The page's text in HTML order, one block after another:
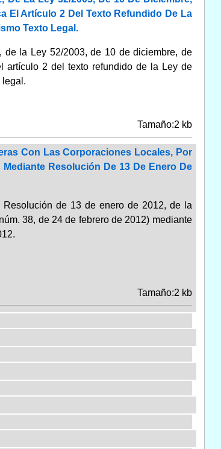
El Artículo 2 Del Texto Refundido De La
Texto Legal.
de la Ley 52/2003, de 10 de diciembre, de
artículo 2 del texto refundido de la Ley de
legal.
Tamaño:2 kb
Con Las Corporaciones Locales, Por
Resolución De 13 De Enero De
de 13 de enero de 2012, de la
38, de 24 de febrero de 2012) mediante
Tamaño:2 kb